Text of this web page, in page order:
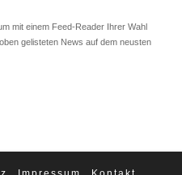
mit einem Feed-Reader Ihrer Wahl
gelisteten News auf dem neusten